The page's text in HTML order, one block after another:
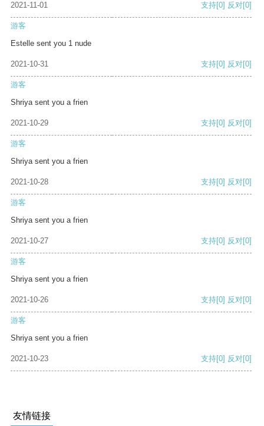
2021-11-01 支持[0] 反对[0]
游客
Estelle sent you 1 nude
2021-10-31 支持[0] 反对[0]
游客
Shriya sent you a frien
2021-10-29 支持[0] 反对[0]
游客
Shriya sent you a frien
2021-10-28 支持[0] 反对[0]
游客
Shriya sent you a frien
2021-10-27 支持[0] 反对[0]
游客
Shriya sent you a frien
2021-10-26 支持[0] 反对[0]
游客
Shriya sent you a frien
2021-10-23 支持[0] 反对[0]
友情链接